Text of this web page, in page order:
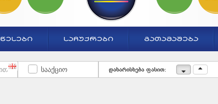
ᲬᲔᲡᲔᲑᲘ ᲡᲐᲩᲣᲥᲠᲔᲑᲘ ᲒᲐᲗᲐᲛᲐᲨᲔᲑᲐ
სააქციო დახარისხება ფასით: